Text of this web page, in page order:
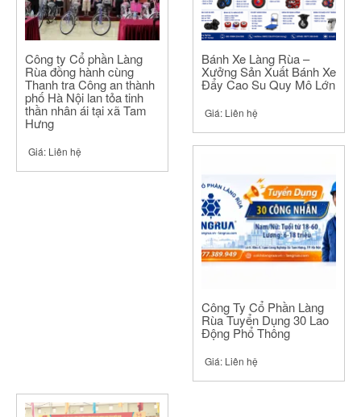
Công ty Cổ phần Làng
Rùa đồng hành cùng
Thanh tra Công an thành
phố Hà Nội lan tỏa tinh
thần nhân ái tại xã Tam
Hưng
Giá: Liên hệ
Bánh Xe Làng Rùa –
Xưởng Sản Xuất Bánh Xe
Đẩy Cao Su Quy Mô Lớn
Giá: Liên hệ
Công Ty Cổ Phần Làng
Rùa Tuyển Dụng 30 Lao
Động Phổ Thông
Giá: Liên hệ